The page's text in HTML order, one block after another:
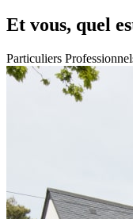
Et vous, quel
Particuliers